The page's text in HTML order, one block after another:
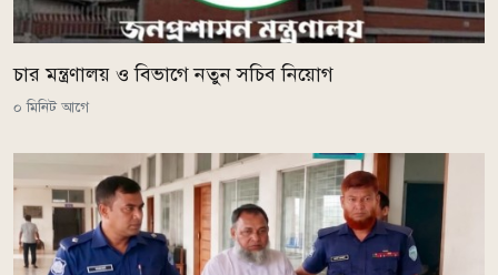
চার মন্ত্রণালয় ও বিভাগে নতুন সচিব নিয়োগ
০ মিনিট আগে